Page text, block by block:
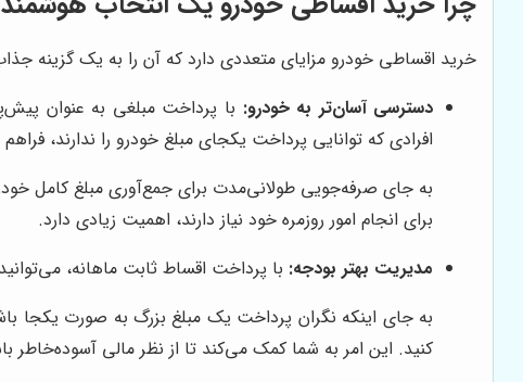
خرید اقساطی خودرو مزایای متعددی دارد که آن را به یک گزینه
دسترسی آسان‌تر به خودرو: با پرداخت مبلغی به عنوان
افرادی که توانایی پرداخت یکجای مبلغ خودرو را ندارند،
به جای صرفه‌جویی طولانی‌مدت برای جمع‌آوری مبلغ کامل
برای انجام امور روزمره خود نیاز دارند، اهمیت زیادی دارد.
مدیریت بهتر بودجه: با پرداخت اقساط ثابت ماهانه،
به جای اینکه نگران پرداخت یک مبلغ بزرگ به صورت یکجا
کنید. این امر به شما کمک می‌کند تا از نظر مالی آسوده‌خاطر